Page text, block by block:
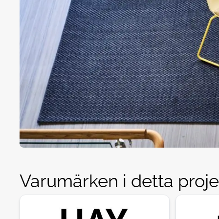
Varumärken i detta